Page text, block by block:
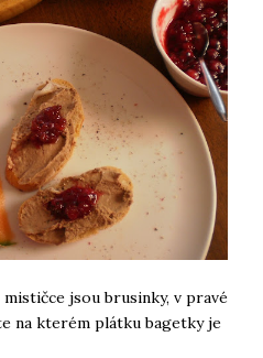
jsou brusinky, v pravé
na kterém plátku bagetky je